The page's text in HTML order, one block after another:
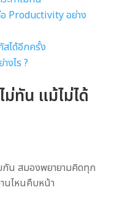
อ Productivity อย่าง
สได้อีกครั้ง
งไร ?
ม่ทัน แม้ไม่ได้
กัน สมองพยายามคิดทุก
านไหนคืบหน้า